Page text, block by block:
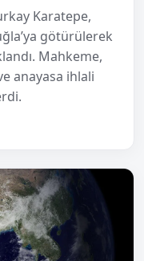
Karatepe,
götürülerek
Mahkeme,
anayasa ihlali